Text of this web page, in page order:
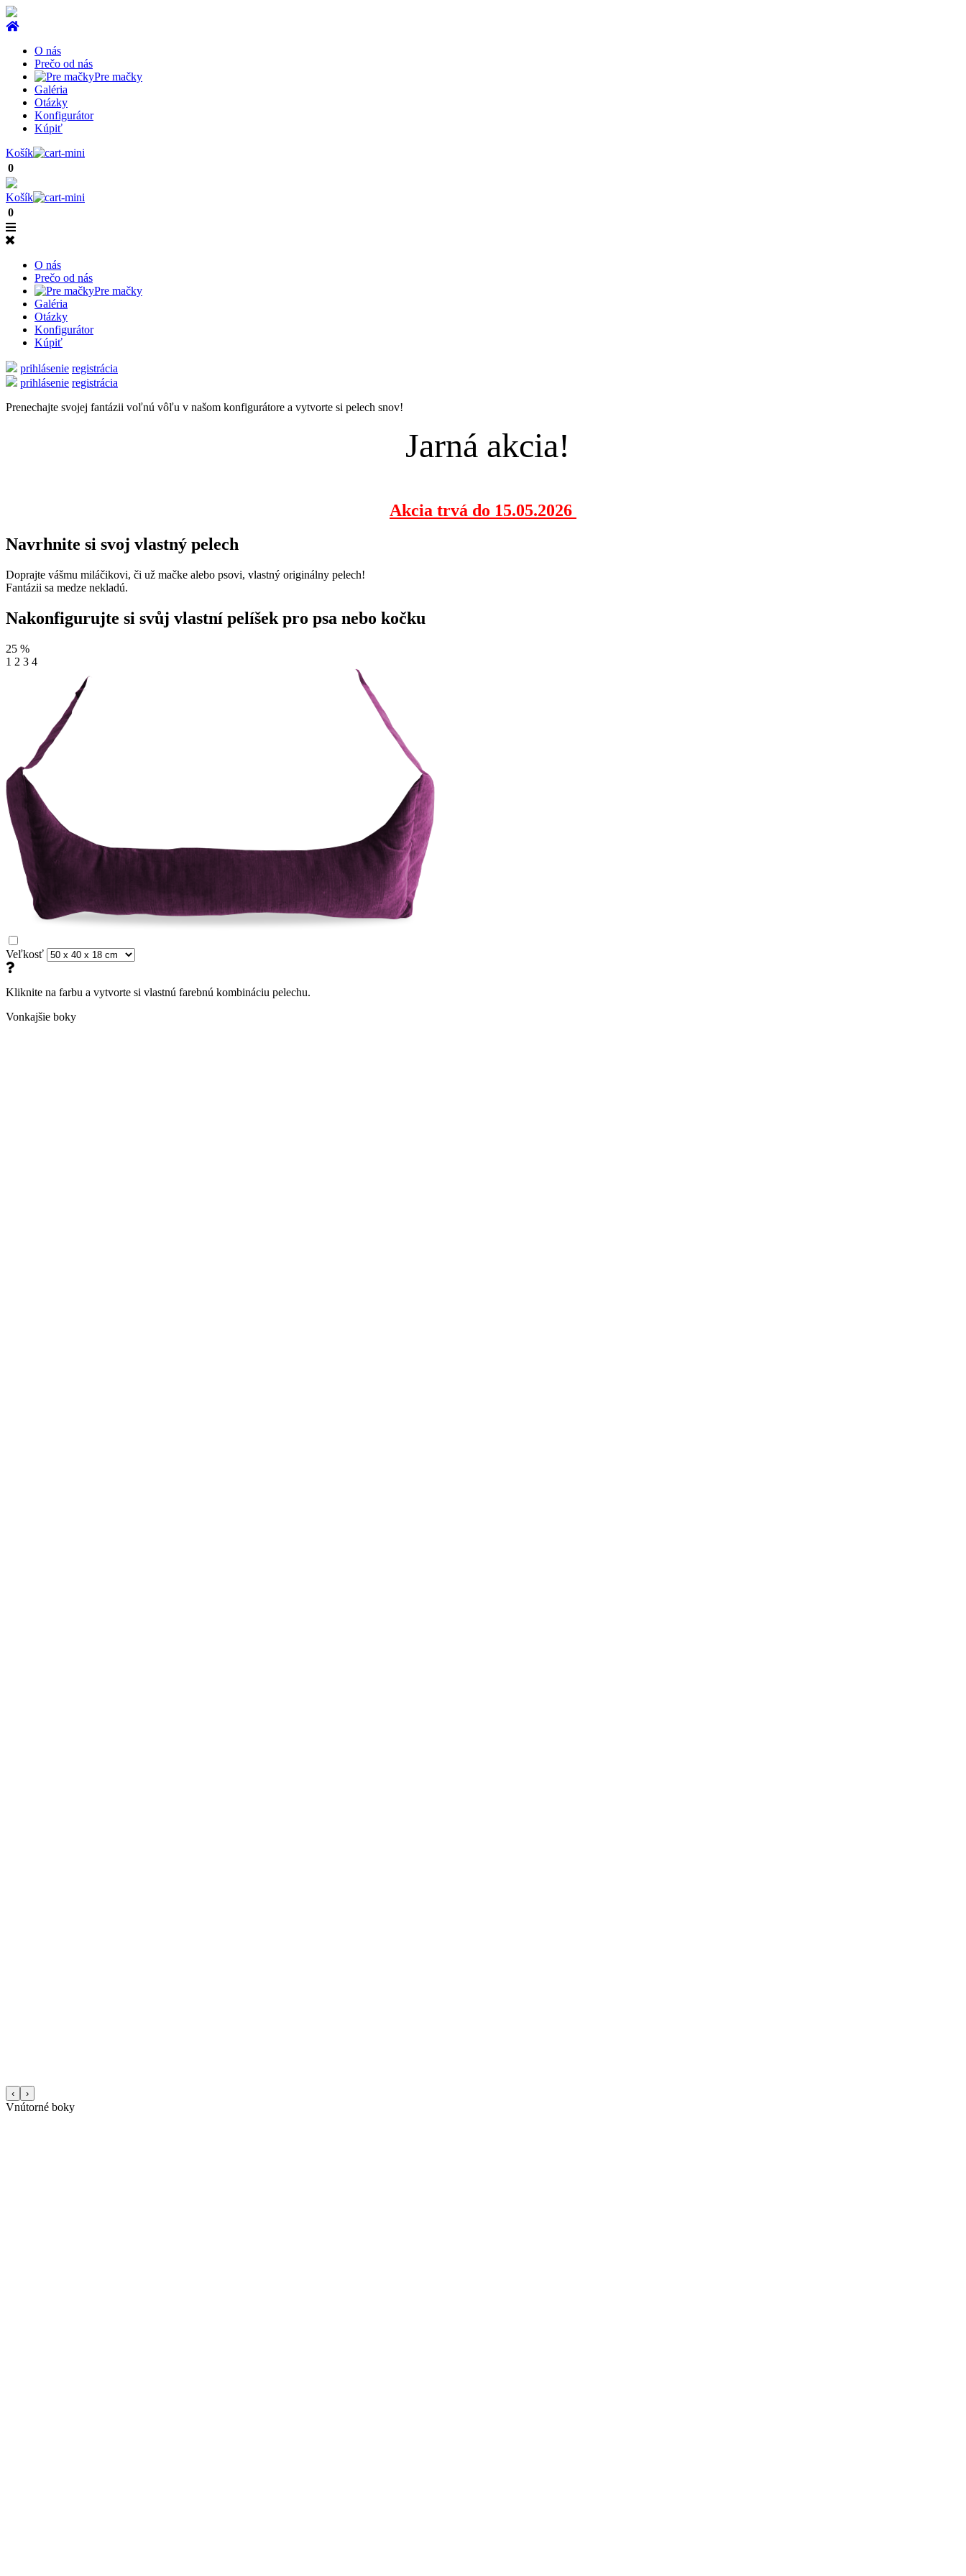
O nás
Prečo od nás
Pre mačky
Galéria
Otázky
Konfigurátor
Kúpiť
Košík
0
Košík
0
O nás
Prečo od nás
Pre mačky
Galéria
Otázky
Konfigurátor
Kúpiť
prihlásenie registrácia
prihlásenie registrácia
Prenechajte svojej fantázii voľnú vôľu v našom konfigurátore a vytvorte si pelech snov!
Jarná akcia!
Akcia trvá do 15.05.2026
Navrhnite si svoj vlastný pelech
Doprajte vášmu miláčikovi, či už mačke alebo psovi, vlastný originálny pelech!
Fantázii sa medze nekladú.
Nakonfigurujte si svůj vlastní pelíšek pro psa nebo kočku
25 %
1 2 3 4
Veľkosť
Kliknite na farbu a vytvorte si vlastnú farebnú kombináciu pelechu.
Vonkajšie boky
‹ ›
Vnútorné boky